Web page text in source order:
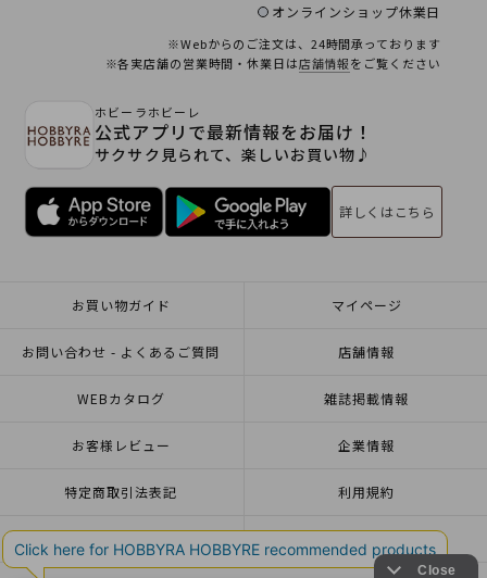
オンラインショップ休業日
※Webからのご注文は、24時間承っております
※各実店舗の営業時間・休業日は店舗情報をご覧ください
ホビーラホビーレ
公式アプリで最新情報をお届け！
サクサク見られて、楽しいお買い物♪
詳しくはこちら
お買い物ガイド マイページ
お問い合わせ - よくあるご質問 店舗情報
WEBカタログ 雑誌掲載情報
お客様レビュー 企業情報
特定商取引法表記 利用規約
一緒に働こう♪求人情報